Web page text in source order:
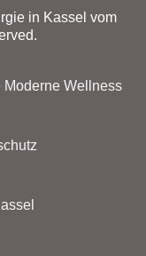
in Kassel vom